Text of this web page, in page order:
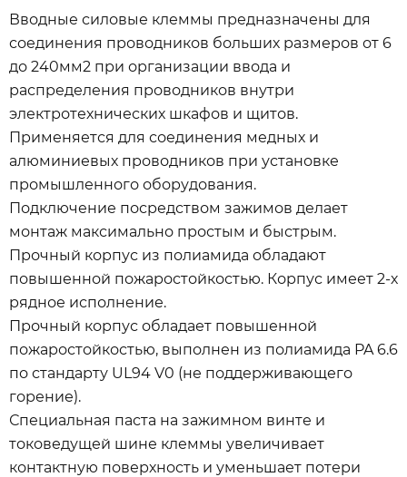
Вводные силовые клеммы предназначены для
соединения проводников больших размеров от 6
до 240мм2 при организации ввода и
распределения проводников внутри
электротехнических шкафов и щитов.
Применяется для соединения медных и
алюминиевых проводников при установке
промышленного оборудования.
Подключение посредством зажимов делает
монтаж максимально простым и быстрым.
Прочный корпус из полиамида обладают
повышенной пожаростойкостью. Корпус имеет 2-х
рядное исполнение.
Прочный корпус обладает повышенной
пожаростойкостью, выполнен из полиамида PA 6.6
по стандарту UL94 V0 (не поддерживающего
горение).
Специальная паста на зажимном винте и
токоведущей шине клеммы увеличивает
контактную поверхность и уменьшает потери